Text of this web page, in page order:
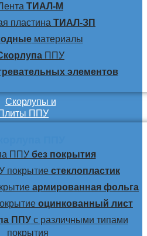
ТИАЛ-М
пластина ТИАЛ-ЗП
материалы
ППУ
элементов
Скорлупы и
ППУ
ППУбез покрытия
покрытие стеклопластик
армированная фольга
оцинкованный лист
ППУс различными типами
покрытия